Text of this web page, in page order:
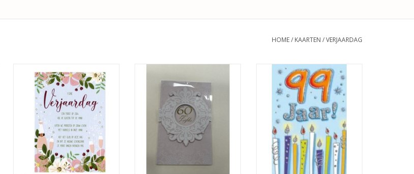
HOME/ KAARTEN /VERJAARDAG
verjaardag
TOEVOEGEN AAN WINKELWAGEN
Kaart - Artige - That funny age 99
jaar
TOEVOEGEN AAN WINKELWAGEN